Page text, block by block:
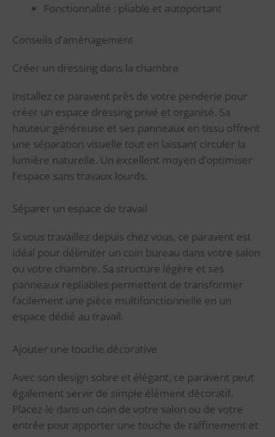
Fonctionnalité : pliable et autoportant
Conseils d’aménagement
Créer un dressing dans la chambre
Installez ce paravent près de votre penderie pour
créer un espace dressing privé et organisé. Sa
hauteur généreuse et ses panneaux en tissu offrent
une séparation visuelle tout en laissant circuler la
lumière naturelle. Un excellent moyen d’optimiser
l’espace sans travaux lourds.
Séparer un espace de travail
Si vous travaillez depuis chez vous, ce paravent est
idéal pour délimiter un coin bureau dans votre salon
ou votre chambre. Sa structure légère et ses
panneaux repliables permettent de transformer
facilement une pièce multifonctionnelle en un
espace dédié au travail.
Ajouter une touche décorative
Avec son design sobre et élégant, ce paravent peut
également servir de simple élément décoratif.
Placez-le dans un coin de votre salon ou de votre
entrée pour apporter une touche de raffinement et